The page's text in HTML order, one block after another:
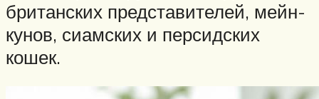
британских представителей, мейн-
кунов, сиамских и персидских
кошек.